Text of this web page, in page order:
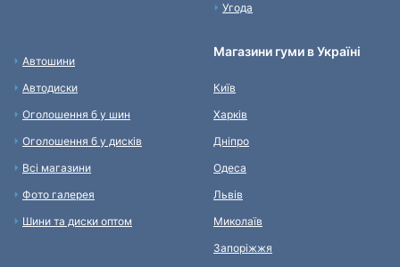
Угода
Автошини
Автодиски
Оголошення б у шин
Оголошення б у дисків
Всі магазини
Фото галерея
Шини та диски оптом
Магазини гуми в Україні
Київ
Харків
Дніпро
Одеса
Львів
Миколаїв
Запоріжжя